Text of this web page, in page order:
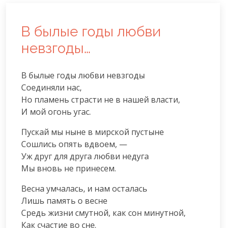
В былые годы любви
невзгоды…
В былые годы любви невзгоды
Соединяли нас,
Но пламень страсти не в нашей власти,
И мой огонь угас.
Пускай мы ныне в мирской пустыне
Сошлись опять вдвоем, —
Уж друг для друга любви недуга
Мы вновь не принесем.
Весна умчалась, и нам осталась
Лишь память о весне
Средь жизни смутной, как сон минутной,
Как счастие во сне.